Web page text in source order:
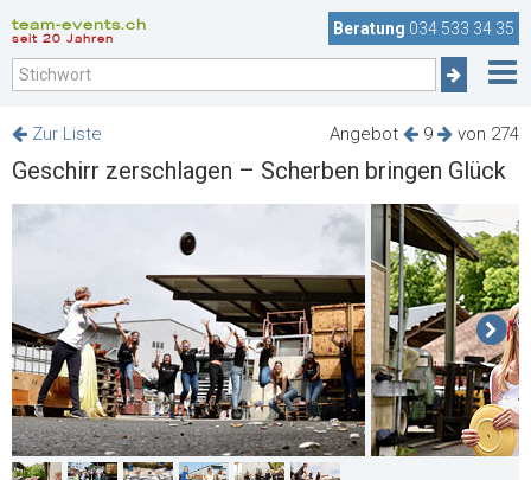
team-events.ch
seit 20 Jahren
Beratung 034 533 34 35
Angebot 9 von 274
Zur Liste
Geschirr zerschlagen – Scherben bringen Glück